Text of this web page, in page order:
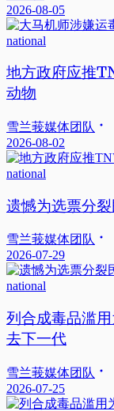
2026-08-05
national
地方政府应推
动物
雪兰莪媒体团队
2026-08-02
national
遗憾为选票分
雪兰莪媒体团队
2026-07-29
national
列合成毒品滥
去下一代
雪兰莪媒体团队
2026-07-25